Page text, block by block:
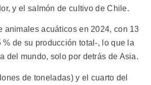
y el salmón de cultivo de Chile.
animales acuáticos en 2024, con 13
de su producción total-, lo que la
del mundo, solo por detrás de Asia.
de toneladas) y el cuarto del